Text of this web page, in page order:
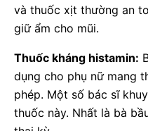
và thuốc xịt thường an
giữ ẩm cho mũi.
Thuốc kháng histamin:
dụng cho phụ nữ mang
phép. Một số bác sĩ
thuốc này. Nhất là bà